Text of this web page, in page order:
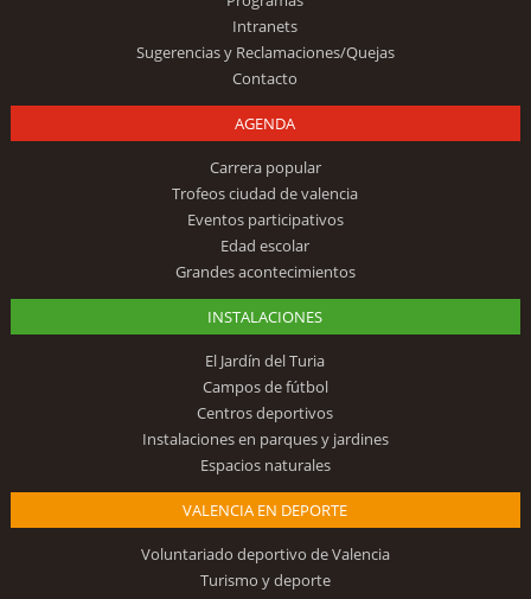
Intranets
Sugerencias y Reclamaciones/Quejas
Contacto
AGENDA
Carrera popular
Trofeos ciudad de valencia
Eventos participativos
Edad escolar
Grandes acontecimientos
INSTALACIONES
El Jardín del Turia
Campos de fútbol
Centros deportivos
Instalaciones en parques y jardines
Espacios naturales
VALENCIA EN DEPORTE
Voluntariado deportivo de Valencia
Turismo y deporte